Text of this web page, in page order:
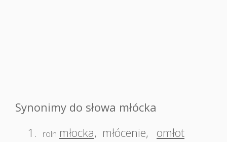
Synonimy do słowa młócka
1.
roln młocka, młócenie, omłot